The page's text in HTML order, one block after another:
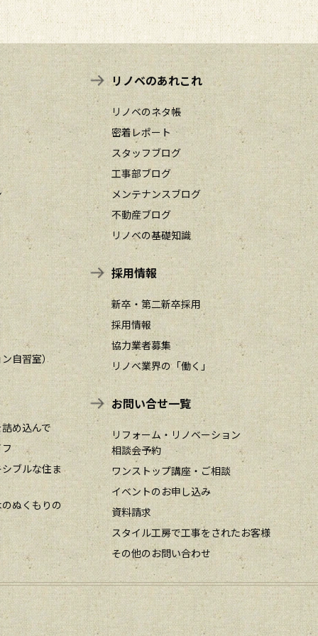
自習室）
め込んで
ブルな住ま
ぬくもりの
リノベのあれこれ
リノベのネタ帳
密着レポート
スタッフブログ
工事部ブログ
メンテナンスブログ
不動産ブログ
リノベの基礎知識
採用情報
新卒・第二新卒採用
採用情報
協力業者募集
リノベ業界の「働く」
お問い合せ一覧
リフォーム・リノベーション
相談会予約
ワンストップ講座・ご相談
イベントのお申し込み
資料請求
スタイル工房で工事をされたお客様
その他のお問い合わせ